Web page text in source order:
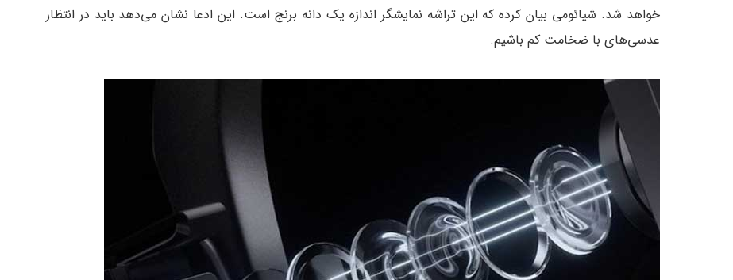
خواهد شد. شیائومی بیان کرده که این تراشه‌ نمایشگر اندازه‌ یک دانه برنج است. این ادعا نشان می‌دهد باید در انتظار
عدسی‌های با ضخامت کم باشیم.